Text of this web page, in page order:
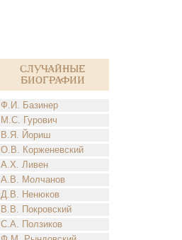
Случайные
биографии
Ф.И. Базинер
М.С. Гурович
В.Я. Йориш
О.В. Корженевский
А.Х. Ливен
А.В. Молчанов
Д.В. Ненюков
В.В. Покровский
С.А. Ползиков